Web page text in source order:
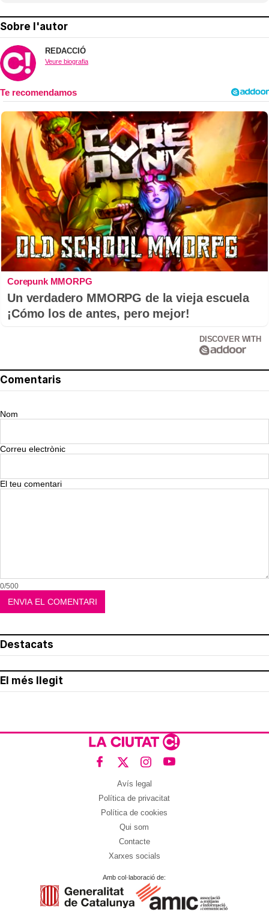
Sobre l'autor
REDACCIÓ
Veure biografia
Corepunk MMORPG
Un verdadero MMORPG de la vieja escuela
¡Cómo los de antes, pero mejor!
DISCOVER WITH
Comentaris
Nom
Correu electrònic
El teu comentari
0/500
Destacats
El més llegit
Avís legal
Política de privacitat
Política de cookies
Qui som
Contacte
Xarxes socials
Amb col·laboració de: